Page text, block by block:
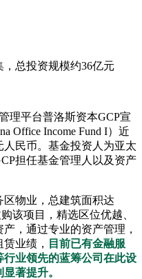
总投资规模约36亿元
理平台普洛斯资本GCP宣
Office Income Fund I）近
民币。基金投资人为亚太
担任基金管理人以及资产
物业，总建筑面积达
该项目，精选区位优越、
，通过专业的资产管理，
业绩，
目前已有金融服
业领先的蓝筹公司在此设
著提升。